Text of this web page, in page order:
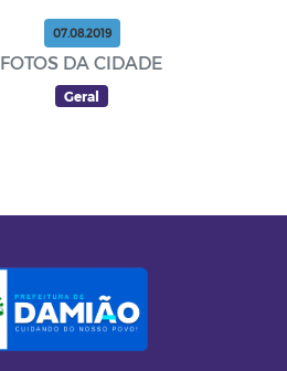
07.08.2019
FOTOS DA CIDADE
Geral